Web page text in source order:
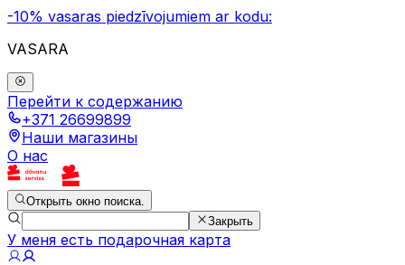
-10% vasaras piedzīvojumiem ar kodu:
VASARA
Перейти к содержанию
+371 26699899
Наши магазины
О нас
Открыть окно поиска.
Закрыть
У меня есть подарочная карта